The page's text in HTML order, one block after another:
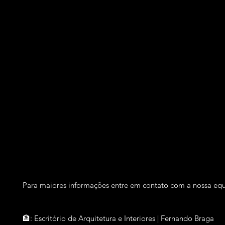
Para maiores informações entre em contato com a nossa
🏦: Escritório de Arquitetura e Interiores | Fernando Braga